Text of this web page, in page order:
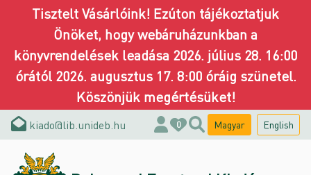
Tisztelt Vásárlóink! Ezúton tájékoztatjuk
Önöket, hogy webáruházunkban a
könyvrendelések leadása 2026. július 28. 16:00
órától 2026. augusztus 17. 8:00 óráig szünetel.
Köszönjük megértésüket!
kiado@lib.unideb.hu 0 Magyar English